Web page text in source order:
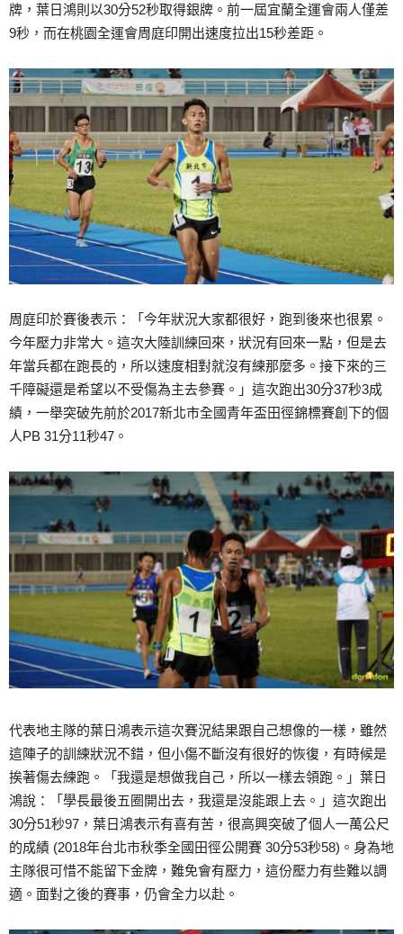
牌，葉日鴻則以30分52秒取得銀牌。前一屆宜蘭全運會兩人僅差
9秒，而在桃園全運會周庭印開出速度拉出15秒差距。
周庭印於賽後表示：「今年狀況大家都很好，跑到後來也很累。
今年壓力非常大。這次大陸訓練回來，狀況有回來一點，但是去
年當兵都在跑長的，所以速度相對就沒有練那麼多。接下來的三
千障礙還是希望以不受傷為主去參賽。」這次跑出30分37秒3成
績，一舉突破先前於2017新北市全國青年盃田徑錦標賽創下的個
人PB 31分11秒47。
代表地主隊的葉日鴻表示這次賽況結果跟自己想像的一樣，雖然
這陣子的訓練狀況不錯，但小傷不斷沒有很好的恢復，有時候是
挨著傷去練跑。「我還是想做我自己，所以一樣去領跑。」葉日
鴻說：「學長最後五圈開出去，我還是沒能跟上去。」這次跑出
30分51秒97，葉日鴻表示有喜有苦，很高興突破了個人一萬公尺
的成績 (2018年台北市秋季全國田徑公開賽 30分53秒58)。身為地
主隊很可惜不能留下金牌，難免會有壓力，這份壓力有些難以調
適。面對之後的賽事，仍會全力以赴。